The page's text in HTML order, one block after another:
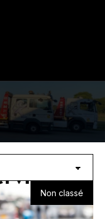
Non classé